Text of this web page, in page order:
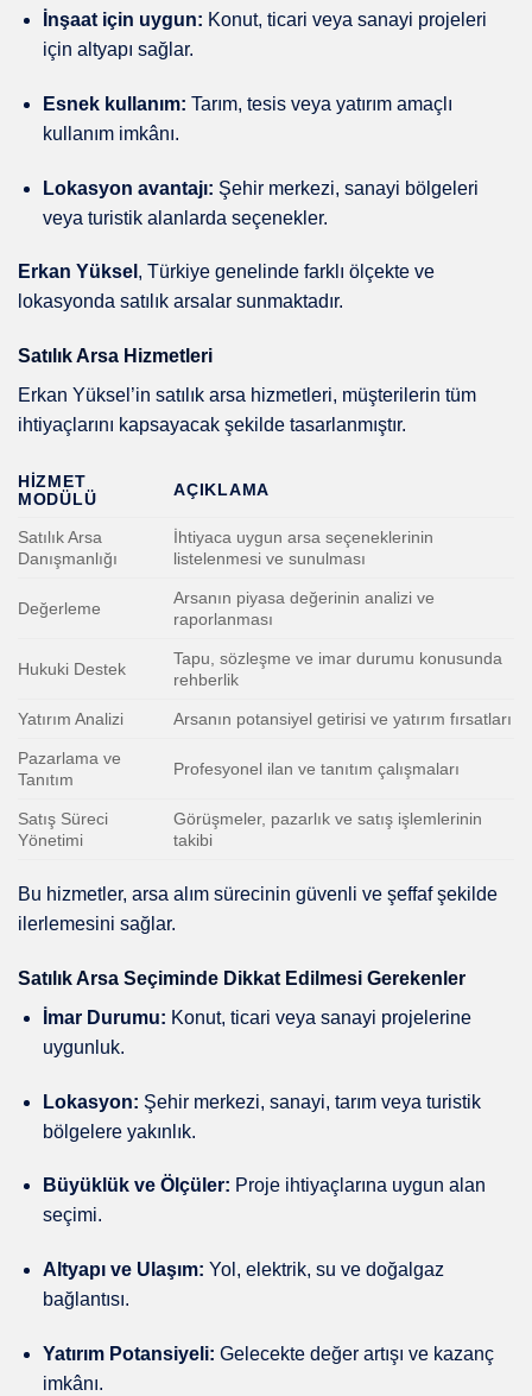
İnşaat için uygun: Konut, ticari veya sanayi projeleri
için altyapı sağlar.
Esnek kullanım: Tarım, tesis veya yatırım amaçlı
kullanım imkânı.
Lokasyon avantajı: Şehir merkezi, sanayi bölgeleri
veya turistik alanlarda seçenekler.
Erkan Yüksel , Türkiye genelinde farklı ölçekte ve
lokasyonda satılık arsalar sunmaktadır.
Satılık Arsa Hizmetleri
Erkan Yüksel’in satılık arsa hizmetleri, müşterilerin tüm
ihtiyaçlarını kapsayacak şekilde tasarlanmıştır.
HIZMET
MODÜLÜ
AÇIKLAMA
Satılık Arsa
Danışmanlığı
İhtiyaca uygun arsa seçeneklerinin
listelenmesi ve sunulması
Değerleme
Arsanın piyasa değerinin analizi ve
raporlanması
Hukuki Destek
Tapu, sözleşme ve imar durumu konusunda
rehberlik
Yatırım Analizi Arsanın potansiyel getirisi ve yatırım fırsatları
Pazarlama ve
Tanıtım
Profesyonel ilan ve tanıtım çalışmaları
Satış Süreci
Yönetimi
Görüşmeler, pazarlık ve satış işlemlerinin
takibi
Bu hizmetler, arsa alım sürecinin güvenli ve şeffaf şekilde
ilerlemesini sağlar.
Satılık Arsa Seçiminde Dikkat Edilmesi Gerekenler
İmar Durumu: Konut, ticari veya sanayi projelerine
uygunluk.
Lokasyon: Şehir merkezi, sanayi, tarım veya turistik
bölgelere yakınlık.
Büyüklük ve Ölçüler: Proje ihtiyaçlarına uygun alan
seçimi.
Altyapı ve Ulaşım: Yol, elektrik, su ve doğalgaz
bağlantısı.
Yatırım Potansiyeli: Gelecekte değer artışı ve kazanç
imkânı.